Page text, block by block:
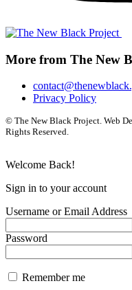
More from The New
Privacy Policy
© The New Black Project. Web
Rights Reserved.
Welcome Back!
Sign in to your account
Username or Email Address
Password
Remember me